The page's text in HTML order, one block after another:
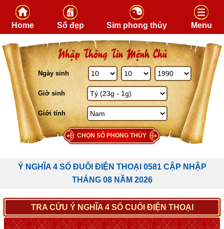
Skip to content
Home Số đẹp Sim phong thủy Menu
Nhập Thông Tin Mệnh Chủ
Ngày sinh
Giờ sinh
Giới tính
CHỌN SỐ PHONG THỦY
Ý NGHĨA 4 SỐ ĐUÔI ĐIỆN THOẠI 0581 CẬP NHẬP
THÁNG 08 NĂM 2026
TRA CỨU Ý NGHĨA 4 SỐ CUỐI ĐIỆN THOẠI